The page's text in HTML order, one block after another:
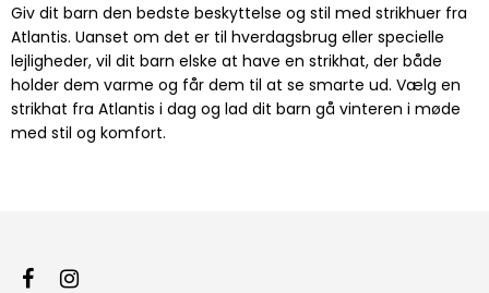
Giv dit barn den bedste beskyttelse og stil med strikhuer fra
Atlantis. Uanset om det er til hverdagsbrug eller specielle
lejligheder, vil dit barn elske at have en strikhat, der både
holder dem varme og får dem til at se smarte ud. Vælg en
strikhat fra Atlantis i dag og lad dit barn gå vinteren i møde
med stil og komfort.